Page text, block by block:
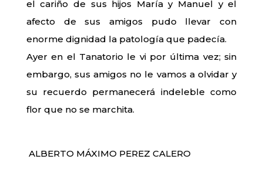
el cariño de sus hijos María y Manuel y el
afecto de sus amigos pudo llevar con
enorme dignidad la patología que padecía.
Ayer en el Tanatorio le vi por última vez; sin
embargo, sus amigos no le vamos a olvidar y
su recuerdo permanecerá indeleble como
flor que no se marchita.
ALBERTO MÁXIMO PEREZ CALERO